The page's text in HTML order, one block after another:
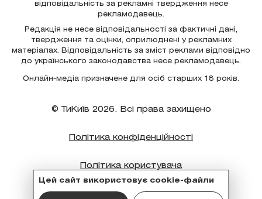
Цей сайт використовує cookie-файли
відповідальність за рекламні твердження несе
рекламодавець.
Редакція не несе відповідальності за фактичні дані,
твердження та оцінки, оприлюднені у рекламних
матеріалах. Відповідальність за зміст реклами відповідно
до українського законодавства несе рекламодавець.
Онлайн-медіа призначене для осіб старших 18 років.
© ТиКиїв 2026. Всі права захищено
Політика конфіденційності
Політика користувача
Політика cookie